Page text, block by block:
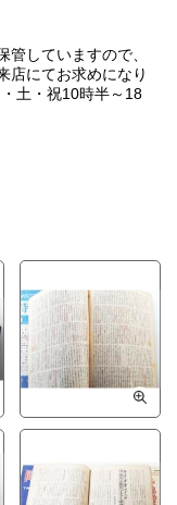
していますので、
店にてお求めになり
土・祝10時半～18